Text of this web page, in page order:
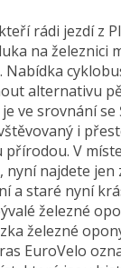
rádi jezdí z
na železnici
Nabídka
alternativu
ve srovnání
i
V
nyní najdete jen
a staré nyní
železné
železné
EuroVelo